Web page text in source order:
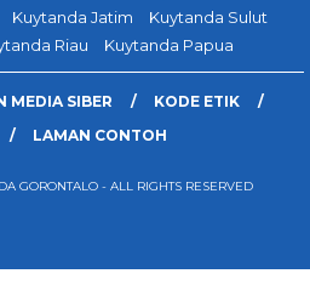
Kuytanda Jatim
Kuytanda Sulut
Riau Kuytanda Papua
MEDIA SIBER
KODE ETIK
LAMAN CONTOH
GORONTALO - ALL RIGHTS RESERVED